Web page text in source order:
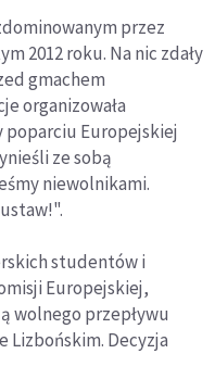
przez
2012 roku. Na nic zdały
gmachem
organizowała
poparciu Europejskiej
ze sobą
niewolnikami.
studentów i
Europejskiej,
wolnego przepływu
Lizbońskim. Decyzja